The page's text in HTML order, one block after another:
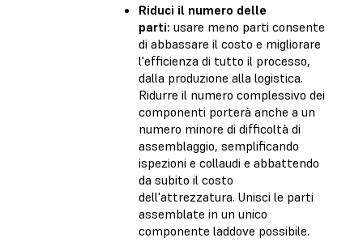
Riduci il numero delle
parti: usare meno parti consente
di abbassare il costo e migliorare
l'efficienza di tutto il processo,
dalla produzione alla logistica.
Ridurre il numero complessivo dei
componenti porterà anche a un
numero minore di difficoltà di
assemblaggio, semplificando
ispezioni e collaudi e abbattendo
da subito il costo
dell'attrezzatura. Unisci le parti
assemblate in un unico
componente laddove possibile.